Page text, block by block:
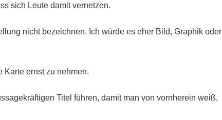
sich Leute damit vernetzen.
nicht bezeichnen. Ich würde es eher Bild, Graphik oder
Karte ernst zu nehmen.
Titel führen, damit man von vornherein weiß,